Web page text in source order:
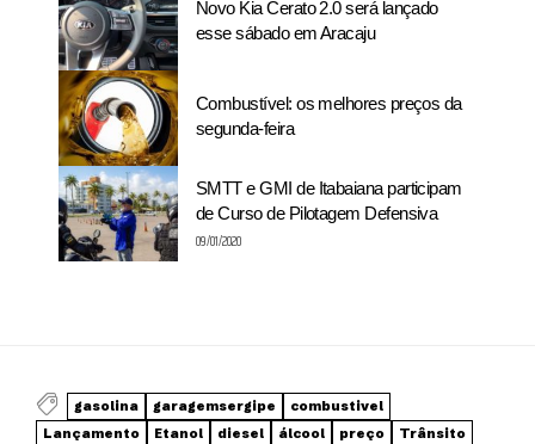
Novo Kia Cerato 2.0 será lançado
esse sábado em Aracaju
Combustível: os melhores preços da
segunda-feira
SMTT e GMI de Itabaiana participam
de Curso de Pilotagem Defensiva
09/01/2020
gasolina garagemsergipe
combustivel
Lançamento
Etanol diesel álcool preço
Trânsito